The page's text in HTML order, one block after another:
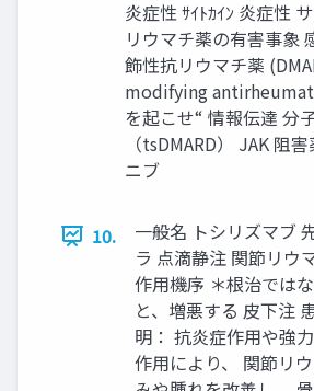
炎症性 ｻｲﾄｶｲﾝ 炎症性
リウマチ薬の有害事象
飾性抗リウマチ薬
modifying
を起こせ“ 情報伝達 分
（tsDMARD） JAK 阻
ニブ
10.
一般名 トシリズマブ
ラ 点滴静注 関節リウ
作用機序 ＊根治では
と、増悪する 皮下注
明： 抗炎症作用や強
作用により、 関節リ